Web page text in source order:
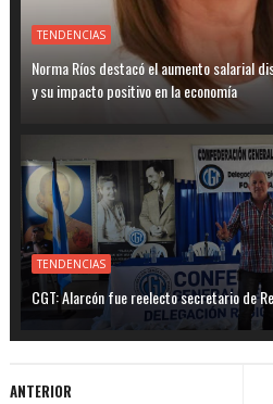
TENDENCIAS
Norma Ríos destacó el aumento salarial
y su impacto positivo en la economía
TENDENCIAS
CGT: Alarcón fue reelecto secretario de
ANTERIOR